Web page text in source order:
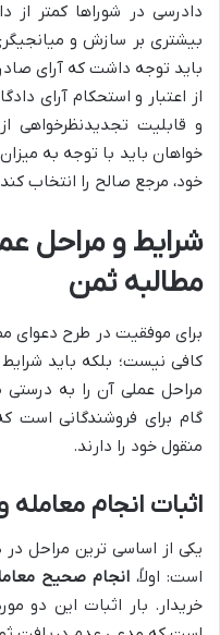
دادرسی در شوراها کمتر از
بیشتری بر سازش و
باید توجه داشت که آرای
از اعتبار و استحکام آرای
و قابلیت تجدیدنظرخواهی
خواهان باید با توجه به
خود، مرجع صالح را انتخاب
شرایط و مراحل
مطالبه ثمن
برای موفقیت در طرح دعوای
کافی نیست؛ بلکه باید شرایط
مراحل عملی آن را به
گام برای فروشندگانی است
منقول خود را دارند.
اثبات انجام
یکی از اساسی ترین مراحل در
است: اولاً، انجام صحیح
خریدار. بار اثبات این دو